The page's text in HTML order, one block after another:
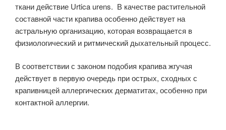
ткани действие Urtica urens. В качестве растительной
составной части крапива особенно действует на
астральную организацию, которая возвращается в
физиологический и ритмический дыхательный процесс.
В соответствии с законом подобия крапива жгучая
действует в первую очередь при острых, сходных с
крапивницей аллергических дерматитах, особенно при
контактной аллергии.